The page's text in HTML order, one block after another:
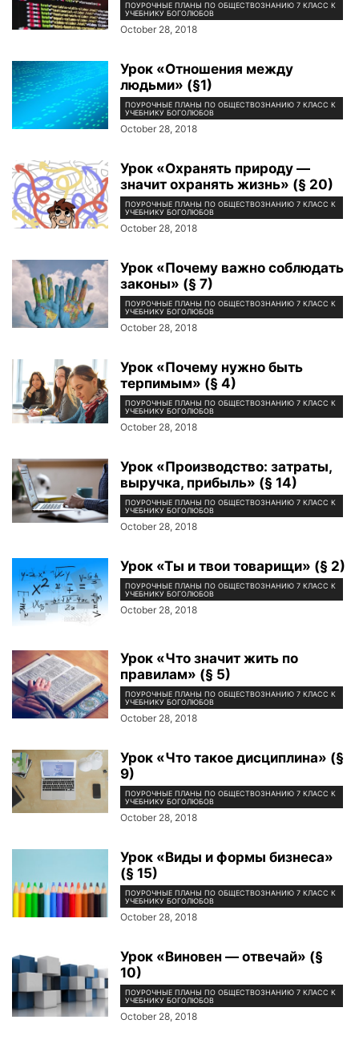
ПОУРОЧНЫЕ ПЛАНЫ ПО ОБЩЕСТВОЗНАНИЮ 7 КЛАСС К
УЧЕБНИКУ БОГОЛЮБОВ
October 28, 2018
Урок «Отношения между
людьми» (§1)
ПОУРОЧНЫЕ ПЛАНЫ ПО ОБЩЕСТВОЗНАНИЮ 7 КЛАСС К
УЧЕБНИКУ БОГОЛЮБОВ
October 28, 2018
Урок «Охранять природу —
значит охранять жизнь» (§ 20)
ПОУРОЧНЫЕ ПЛАНЫ ПО ОБЩЕСТВОЗНАНИЮ 7 КЛАСС К
УЧЕБНИКУ БОГОЛЮБОВ
October 28, 2018
Урок «Почему важно соблюдать
законы» (§ 7)
ПОУРОЧНЫЕ ПЛАНЫ ПО ОБЩЕСТВОЗНАНИЮ 7 КЛАСС К
УЧЕБНИКУ БОГОЛЮБОВ
October 28, 2018
Урок «Почему нужно быть
терпимым» (§ 4)
ПОУРОЧНЫЕ ПЛАНЫ ПО ОБЩЕСТВОЗНАНИЮ 7 КЛАСС К
УЧЕБНИКУ БОГОЛЮБОВ
October 28, 2018
Урок «Производство: затраты,
выручка, прибыль» (§ 14)
ПОУРОЧНЫЕ ПЛАНЫ ПО ОБЩЕСТВОЗНАНИЮ 7 КЛАСС К
УЧЕБНИКУ БОГОЛЮБОВ
October 28, 2018
Урок «Ты и твои товарищи» (§ 2)
ПОУРОЧНЫЕ ПЛАНЫ ПО ОБЩЕСТВОЗНАНИЮ 7 КЛАСС К
УЧЕБНИКУ БОГОЛЮБОВ
October 28, 2018
Урок «Что значит жить по
правилам» (§ 5)
ПОУРОЧНЫЕ ПЛАНЫ ПО ОБЩЕСТВОЗНАНИЮ 7 КЛАСС К
УЧЕБНИКУ БОГОЛЮБОВ
October 28, 2018
Урок «Что такое дисциплина» (§
9)
ПОУРОЧНЫЕ ПЛАНЫ ПО ОБЩЕСТВОЗНАНИЮ 7 КЛАСС К
УЧЕБНИКУ БОГОЛЮБОВ
October 28, 2018
Урок «Виды и формы бизнеса»
(§ 15)
ПОУРОЧНЫЕ ПЛАНЫ ПО ОБЩЕСТВОЗНАНИЮ 7 КЛАСС К
УЧЕБНИКУ БОГОЛЮБОВ
October 28, 2018
Урок «Виновен — отвечай» (§
10)
ПОУРОЧНЫЕ ПЛАНЫ ПО ОБЩЕСТВОЗНАНИЮ 7 КЛАСС К
УЧЕБНИКУ БОГОЛЮБОВ
October 28, 2018